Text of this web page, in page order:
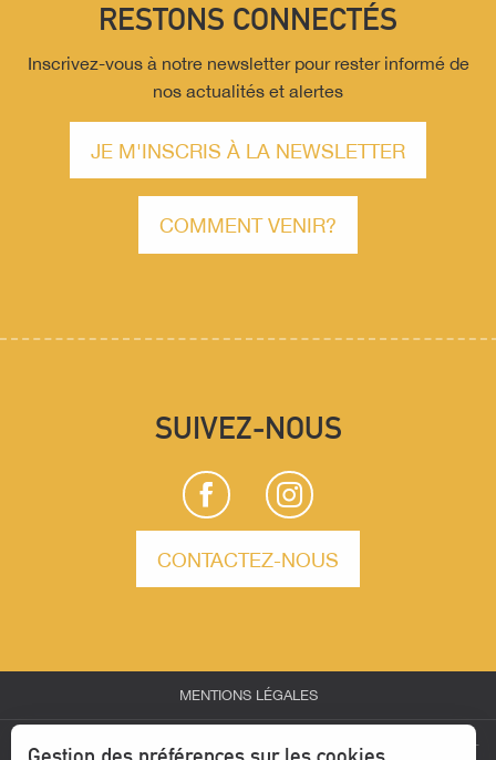
RESTONS CONNECTÉS
Inscrivez-vous à notre newsletter pour rester informé de
nos actualités et alertes
JE M'INSCRIS À LA NEWSLETTER
COMMENT VENIR?
SUIVEZ-NOUS
CONTACTEZ-NOUS
MENTIONS LÉGALES
ESPACE PARTENAIRES ESPACE GROUPES ESPACE PRESSE -